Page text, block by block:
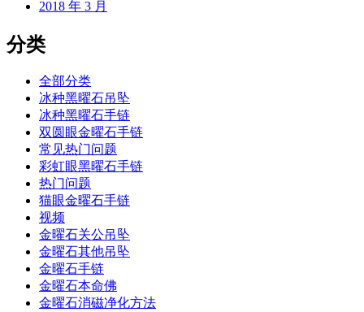
2018 年 3 月
分类
全部分类
冰种黑曜石吊坠
冰种黑曜石手链
双圆眼金曜石手链
常见热门问题
彩虹眼黑曜石手链
热门问题
猫眼金曜石手链
视频
金曜石关公吊坠
金曜石其他吊坠
金曜石手链
金曜石本命佛
金曜石消磁净化方法